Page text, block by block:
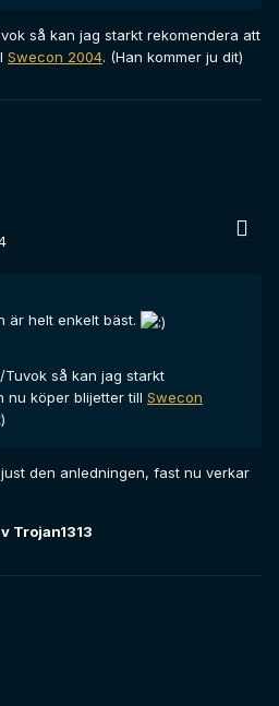
så kan jag starkt rekomendera att
Swecon 2004. (Han kommer ju dit)
är helt enkelt bäst.
så kan jag starkt
nu köper blijetter till Swecon
den anledningen, fast nu verkar
Trojan1313